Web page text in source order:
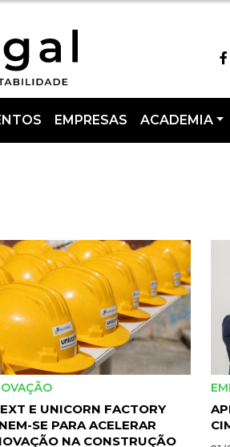
EMPRESAS ACADEMIA
E UNICORN FACTORY
SE PARA ACELERAR
NA CONSTRUÇÃO